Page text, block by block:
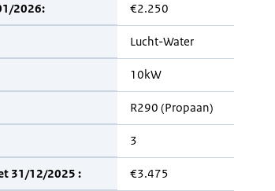
2026: €2.250
Lucht-Water
10kW
R290 (Propaan)
3
31/12/2025 : €3.475